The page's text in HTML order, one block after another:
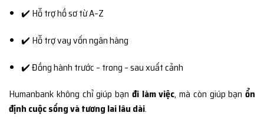
✔️ Hỗ trợ hồ sơ từ A–Z
✔️ Hỗ trợ vay vốn ngân hàng
✔️ Đồng hành trước – trong – sau xuất cảnh
Humanbank không chỉ giúp bạn đi làm việc, mà còn giúp bạn ổn
định cuộc sống và tương lai lâu dài.